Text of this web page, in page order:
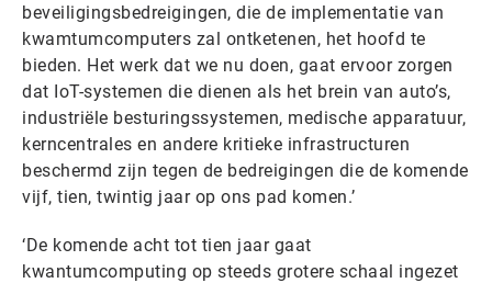
beveiligingsbedreigingen, die de implementatie van
kwamtumcomputers zal ontketenen, het hoofd te
bieden. Het werk dat we nu doen, gaat ervoor zorgen
dat IoT-systemen die dienen als het brein van auto’s,
industriële besturingssystemen, medische apparatuur,
kerncentrales en andere kritieke infrastructuren
beschermd zijn tegen de bedreigingen die de komende
vijf, tien, twintig jaar op ons pad komen.’
‘De komende acht tot tien jaar gaat
kwantumcomputing op steeds grotere schaal ingezet